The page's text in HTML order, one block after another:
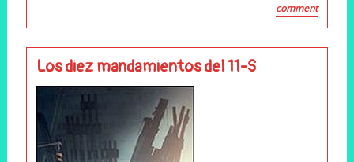
comment
Los diez mandamientos del 11-S